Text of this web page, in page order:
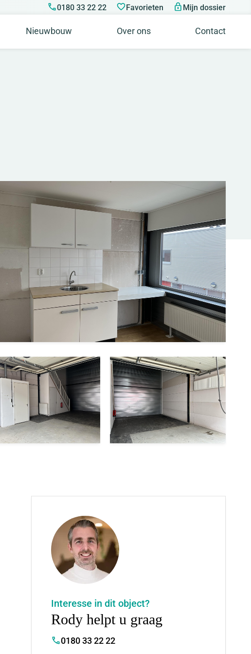
0180 33 22 22 Favorieten Mijn dossier
Nieuwbouw Over ons Contact
Interesse in dit object?
Rody helpt u graag
0180 33 22 22